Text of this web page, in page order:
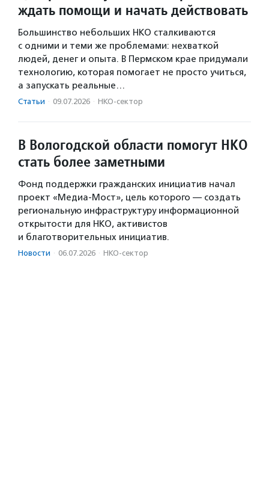
ждать помощи и начать действовать
Большинство небольших НКО сталкиваются
с одними и теми же проблемами: нехваткой
людей, денег и опыта. В Пермском крае придумали
технологию, которая помогает не просто учиться,
а запускать реальные…
Статьи · 09.07.2026 · НКО-сектор
В Вологодской области помогут НКО
стать более заметными
Фонд поддержки гражданских инициатив начал
проект «Медиа-Мост», цель которого — создать
региональную инфраструктуру информационной
открытости для НКО, активистов
и благотворительных инициатив.
Новости · 06.07.2026 · НКО-сектор